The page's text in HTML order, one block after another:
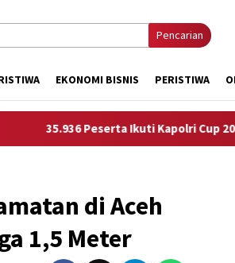
Pencarian
EKONOMI BISNIS PERISTIWA
35.936 Peserta Ikuti Kapolri Cup 2026,
di Aceh
1,5 Meter